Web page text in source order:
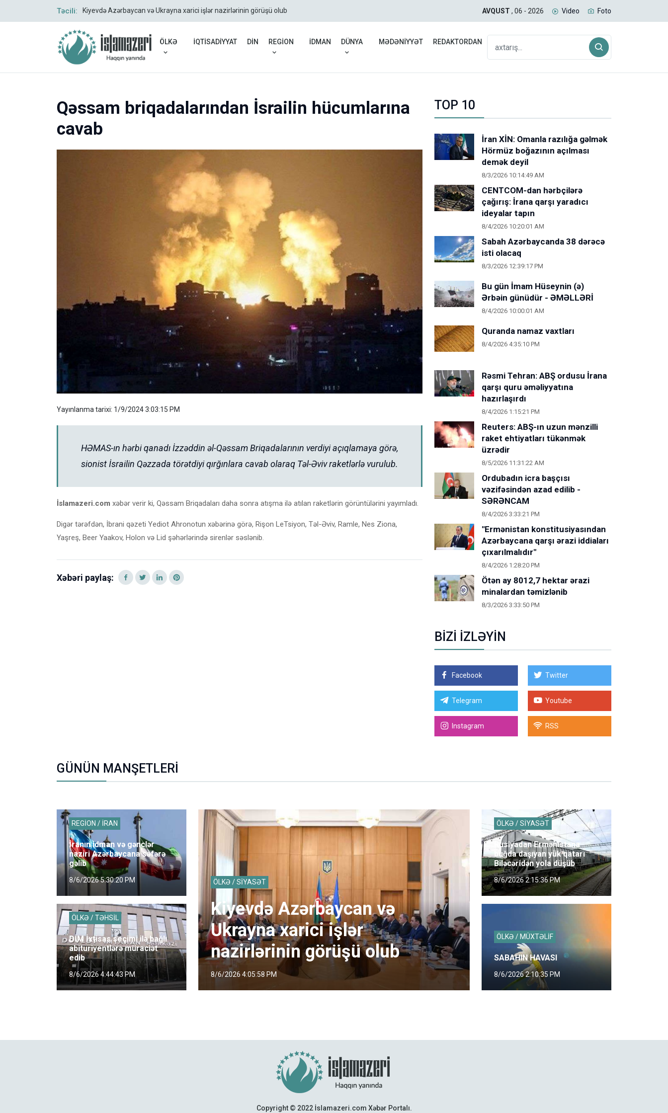
Təcili: Kiyevdə Azərbaycan və Ukrayna xarici işlər nazirlərinin görüşü olub Rusiyadan Ermənistana buğda daşıyan yük qatarı Biləcəridən yola düşüb
AVQUST , 06 - 2026 Video Foto
ÖLKƏ İQTİSADİYYAT DİN REGİON İDMAN DÜNYA MƏDƏNİYYƏT REDAKTORDAN
Qəssam briqadalarından İsrailin hücumlarına
cavab
Yayınlanma tarixi: 1/9/2024 3:03:15 PM
HƏMAS-ın hərbi qanadı İzzəddin əl-Qəssam Briqadalarının verdiyi açıqlamaya görə,
sionist İsrailin Qəzzada törətdiyi qırğınlara cavab olaraq Təl-Əviv raketlərlə vurulub.
İslamazeri.com xəbər verir ki, Qəssam Briqadaları daha sonra atışma ilə atılan raketlərin görüntülərini yayımladı.
Digər tərəfdən, İbrani qəzeti Yediot Ahronotun xəbərinə görə, Rişon LeTsiyon, Təl-Əviv, Ramle, Nes Ziona,
Yaşreş, Beer Yaakov, Holon və Lid şəhərlərində sirenlər səslənib.
Xəbəri paylaş:
TOP 10
İran XİN: Omanla razılığa gəlmək
Hörmüz boğazının açılması
demək deyil
8/3/2026 10:14:49 AM
CENTCOM-dan hərbçilərə
çağırış: İrana qarşı yaradıcı
ideyalar tapın
8/4/2026 10:20:01 AM
Sabah Azərbaycanda 38 dərəcə
isti olacaq
8/3/2026 12:39:17 PM
Bu gün İmam Hüseynin (ə)
Ərbəin günüdür - ƏMƏLLƏRİ
8/4/2026 10:00:01 AM
Quranda namaz vaxtları
8/4/2026 4:35:10 PM
Rəsmi Tehran: ABŞ ordusu İrana
qarşı quru əməliyyatına
hazırlaşırdı
8/4/2026 1:15:21 PM
Reuters: ABŞ-ın uzun mənzilli
raket ehtiyatları tükənmək
üzrədir
8/5/2026 11:31:22 AM
Ordubadın icra başçısı
vəzifəsindən azad edilib -
SƏRƏNCAM
8/4/2026 3:33:21 PM
"Ermənistan konstitusiyasından
Azərbaycana qarşı ərazi iddiaları
çıxarılmalıdır"
8/4/2026 1:28:20 PM
Ötən ay 8012,7 hektar ərazi
minalardan təmizlənib
8/3/2026 3:33:50 PM
BİZİ İZLƏYİN
Facebook Twitter
Telegram Youtube
Instagram RSS
GÜNÜN MANŞETLERİ
REGİON / İRAN
İranın idman və gənclər
naziri Azərbaycana səfərə
gəlib
8/6/2026 5:30:20 PM
ÖLKƏ / TƏHSİL
DİM İxtisas seçimi ilə bağlı
abituriyentlərə müraciət
edib
8/6/2026 4:44:43 PM
ÖLKƏ / SİYASƏT
Kiyevdə Azərbaycan və
Ukrayna xarici işlər
nazirlərinin görüşü olub
8/6/2026 4:05:58 PM
ÖLKƏ / SİYASƏT
Rusiyadan Ermənistana
buğda daşıyan yük qatarı
Biləcəridən yola düşüb
8/6/2026 2:15:36 PM
ÖLKƏ / MÜXTƏLİF
SABAHIN HAVASI
8/6/2026 2:10:35 PM
Copyright © 2022 İslamazeri.com Xəbər Portalı.